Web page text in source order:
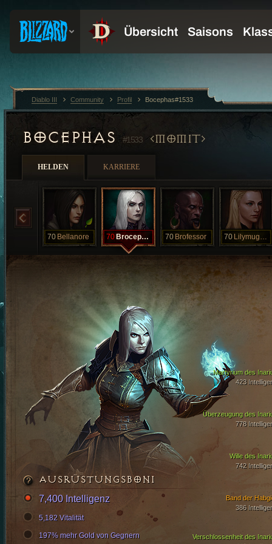
BOCEPHAS#1533 MOMIT
HELDEN KARRIERE
70 Bellanore 70 Brocephas 70 Brofessor 70 Lilymuggins
Überzeugung des
778
Wille des
742
Martyrium des
423
Verschlossenheit des
Band der
386
AUSRÜSTUNGSBONI
7,400 Intelligenz
5,182 Vitalität
197% mehr Gold von Gegnern
Diablo III Community Profil Bocephas#1533